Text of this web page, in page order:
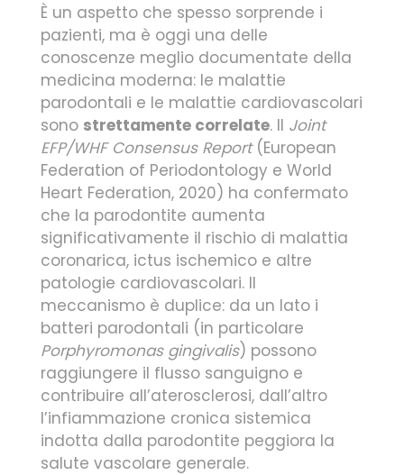
È un aspetto che spesso sorprende i
pazienti, ma è oggi una delle
conoscenze meglio documentate della
medicina moderna: le malattie
parodontali e le malattie cardiovascolari
sono strettamente correlate. Il Joint
EFP/WHF Consensus Report(European
Federation of Periodontology e World
Heart Federation, 2020) ha confermato
che la parodontite aumenta
significativamente il rischio di malattia
coronarica, ictus ischemico e altre
patologie cardiovascolari. Il
meccanismo è duplice: da un lato i
batteri parodontali (in particolare
Porphyromonas gingivalis) possono
raggiungere il flusso sanguigno e
contribuire all’aterosclerosi, dall’altro
l’infiammazione cronica sistemica
indotta dalla parodontite peggiora la
salute vascolare generale.